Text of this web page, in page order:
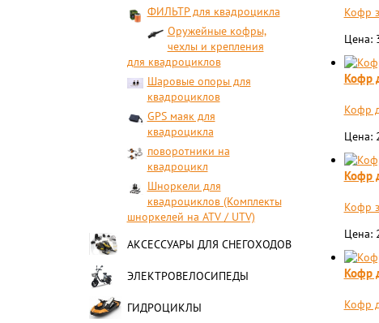
ФИЛЬТР для квадроцикла
Оружейные кофры,
чехлы и крепления
для квадроциклов
Шаровые опоры для
квадроциклов
GPS маяк для
квадроцикла
поворотники на
квадроцикл
Шноркели для
квадроциклов (Комплекты
шноркелей на ATV / UTV)
АКСЕССУАРЫ ДЛЯ СНЕГОХОДОВ
ЭЛЕКТРОВЕЛОСИПЕДЫ
ГИДРОЦИКЛЫ
Кофр
Цена:
Кофр
Кофр
Цена:
Кофр
​Кофр
Цена:
Кофр
Кофр